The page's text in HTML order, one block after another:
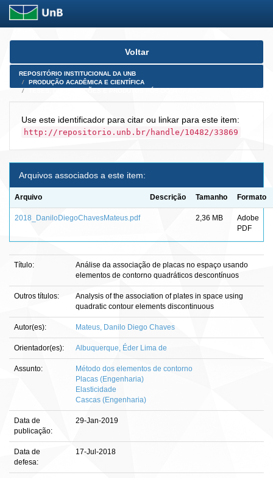
Skip
Voltar
REPOSITÓRIO INSTITUCIONAL DA UNB
PRODUÇÃO ACADÊMICA E CIENTÍFICA
Use este identificador para citar ou linkar para este item:
http://repositorio.unb.br/handle/10482/33869
Arquivos associados a este item:
Arquivo Descrição Tamanho Formato
2018_DaniloDiegoChavesMateus.pdf 2,36 MB
Adobe
PDF
Título:
Análise da associação de placas no espaço usando
elementos de contorno quadráticos descontínuos
Outros títulos:
Analysis of the association of plates in space using
quadratic contour elements discontinuous
Autor(es): Mateus, Danilo Diego Chaves
Orientador(es): Albuquerque, Éder Lima de
Assunto:
Método dos elementos de contorno
Placas (Engenharia)
Elasticidade
Cascas (Engenharia)
Data de
publicação:
29-Jan-2019
Data de
defesa:
17-Jul-2018